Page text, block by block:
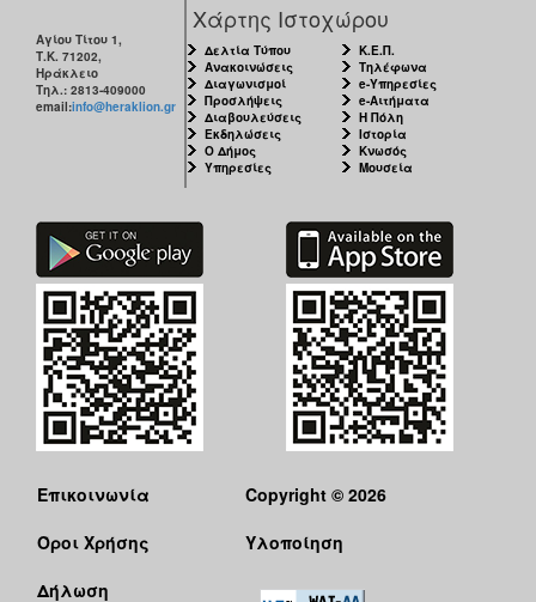
ΑΝΘΕΚΤΙΚΗ
ΠΟΛΗ
Αγίου Τίτου 1,
Τ.Κ. 71202,
Ηράκλειο
Τηλ.: 2813-409000
email:info@heraklion.gr
Χάρτης Ιστοχώρου
Δελτία Τύπου
Ανακοινώσεις
Διαγωνισμοί
Προσλήψεις
Διαβουλεύσεις
Εκδηλώσεις
Ο Δήμος
Υπηρεσίες
Κ.Ε.Π.
Τηλέφωνα
e-Υπηρεσίες
e-Αιτήματα
Η Πόλη
Ιστορία
Κνωσός
Μουσεία
Επικοινωνία
Όροι Χρήσης
Δήλωση
Copyright © 2026
Υλοποίηση